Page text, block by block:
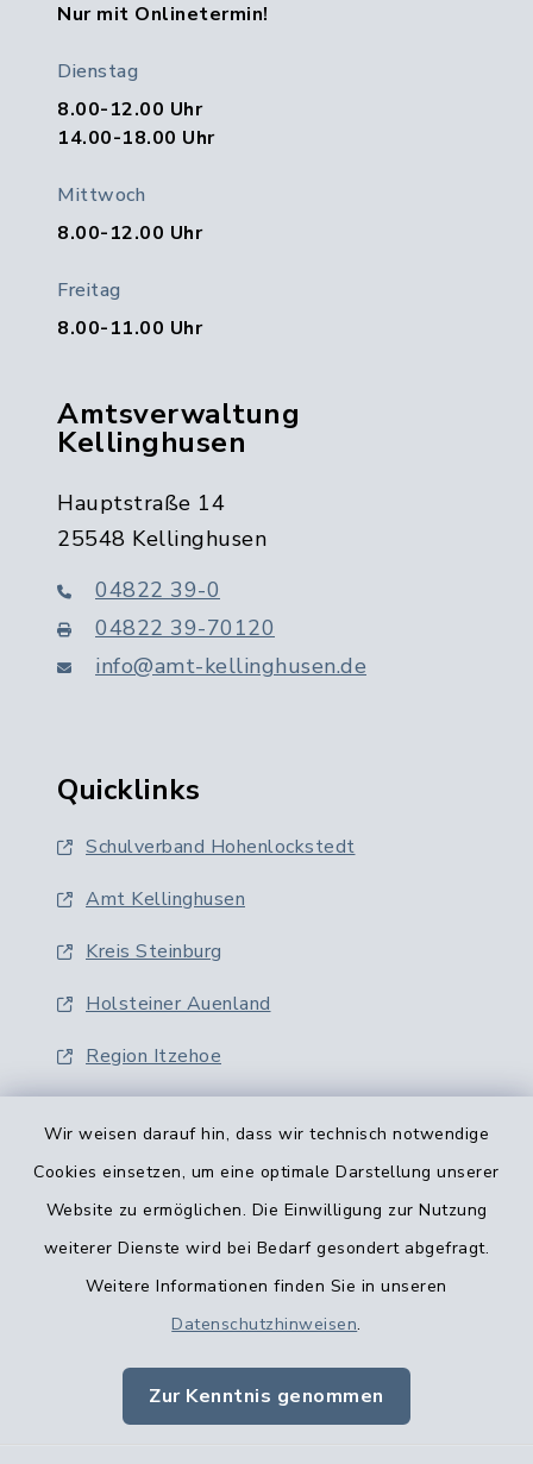
Wir weisen darauf hin, dass wir technisch notwendige
Cookies einsetzen, um eine optimale Darstellung unserer
Website zu ermöglichen. Die Einwilligung zur Nutzung
weiterer Dienste wird bei Bedarf gesondert abgefragt.
Weitere Informationen finden Sie in unseren
Datenschutzhinweisen.
Zur Kenntnis genommen
Nur mit Onlinetermin!
Dienstag
8.00-12.00 Uhr
14.00-18.00 Uhr
Mittwoch
8.00-12.00 Uhr
Freitag
8.00-11.00 Uhr
Amtsverwaltung
Kellinghusen
Hauptstraße 14
25548 Kellinghusen
04822 39-0
04822 39-70120
info@amt-kellinghusen.de
Quicklinks
Schulverband Hohenlockstedt
Amt Kellinghusen
Kreis Steinburg
Holsteiner Auenland
Region Itzehoe
Barrierefreiheit
Impressum